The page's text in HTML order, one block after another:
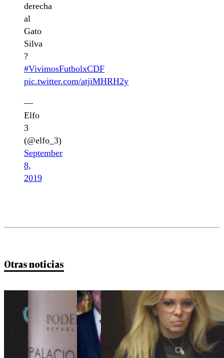
derecha
al
Gato
Silva
?
#VivimosFutbolxCDF
pic.twitter.com/atjiMHRH2y
—
Elfo
3
(@elfo_3)
September
8,
2019
Otras noticias